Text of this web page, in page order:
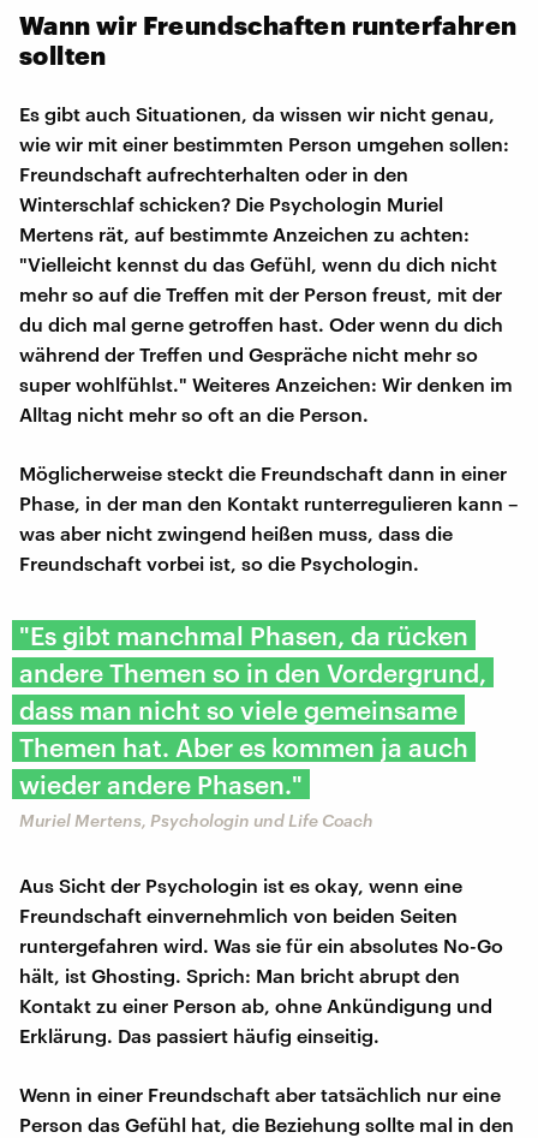
Wann wir Freundschaften runterfahren
sollten
Es gibt auch Situationen, da wissen wir nicht genau,
wie wir mit einer bestimmten Person umgehen sollen:
Freundschaft aufrechterhalten oder in den
Winterschlaf schicken? Die Psychologin Muriel
Mertens rät, auf bestimmte Anzeichen zu achten:
"Vielleicht kennst du das Gefühl, wenn du dich nicht
mehr so auf die Treffen mit der Person freust, mit der
du dich mal gerne getroffen hast. Oder wenn du dich
während der Treffen und Gespräche nicht mehr so
super wohlfühlst." Weiteres Anzeichen: Wir denken im
Alltag nicht mehr so oft an die Person.
Möglicherweise steckt die Freundschaft dann in einer
Phase, in der man den Kontakt runterregulieren kann –
was aber nicht zwingend heißen muss, dass die
Freundschaft vorbei ist, so die Psychologin.
"Es gibt manchmal Phasen, da rücken
andere Themen so in den Vordergrund,
dass man nicht so viele gemeinsame
Themen hat. Aber es kommen ja auch
wieder andere Phasen."
Muriel Mertens, Psychologin und Life Coach
Aus Sicht der Psychologin ist es okay, wenn eine
Freundschaft einvernehmlich von beiden Seiten
runtergefahren wird. Was sie für ein absolutes No-Go
hält, ist Ghosting. Sprich: Man bricht abrupt den
Kontakt zu einer Person ab, ohne Ankündigung und
Erklärung. Das passiert häufig einseitig.
Wenn in einer Freundschaft aber tatsächlich nur eine
Person das Gefühl hat, die Beziehung sollte mal in den